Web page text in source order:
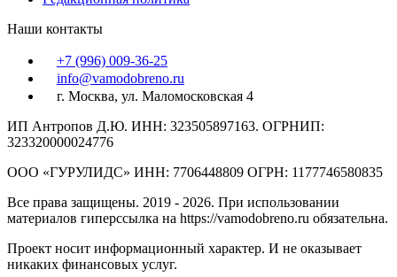
Наши контакты
+7 (996) 009-36-25
info@vamodobreno.ru
г. Москва, ул. Маломосковская 4
ИП Антропов Д.Ю. ИНН: 323505897163. ОГРНИП:
323320000024776
ООО «ГУРУЛИДС» ИНН: 7706448809 ОГРН: 1177746580835
Все права защищены. 2019 - 2026. При использовании
материалов гиперссылка на https://vamodobreno.ru обязательна.
Проект носит информационный характер. И не оказывает
никаких финансовых услуг.